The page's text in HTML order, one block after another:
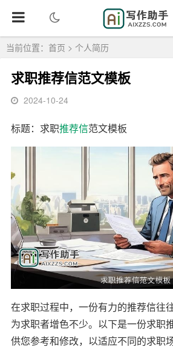
当前位置： 首页 > 个人简历
求职推荐信范文模板
2024-10-24
标题：求职推荐信范文模板
在求职过程中，一份有力的推荐信往
为求职者增色不少。以下是一份求职
供您参考和修改，以适应不同的求职场